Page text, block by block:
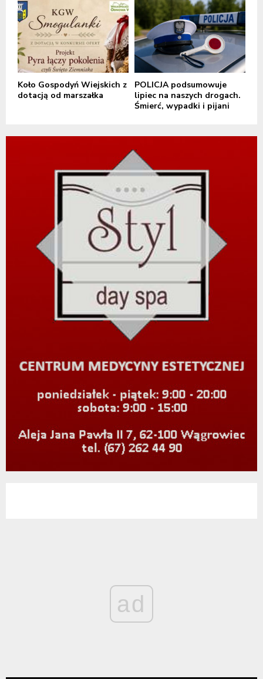
Koło Gospodyń Wiejskich z
dotacją od marszałka
POLICJA podsumowuje
lipiec na naszych drogach.
Śmierć, wypadki i pijani
ad